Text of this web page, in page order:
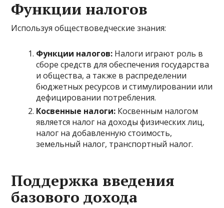
Функции налогов
Используя обществоведческие знания:
Функции налогов: Налоги играют роль в
сборе средств для обеспечения государства
и общества, а также в распределении
бюджетных ресурсов и стимулировании или
дефицировании потребления.
Косвенные налоги: Косвенным налогом
является налог на доходы физических лиц,
налог на добавленную стоимость,
земельный налог, транспортный налог.
Поддержка введения
базового дохода